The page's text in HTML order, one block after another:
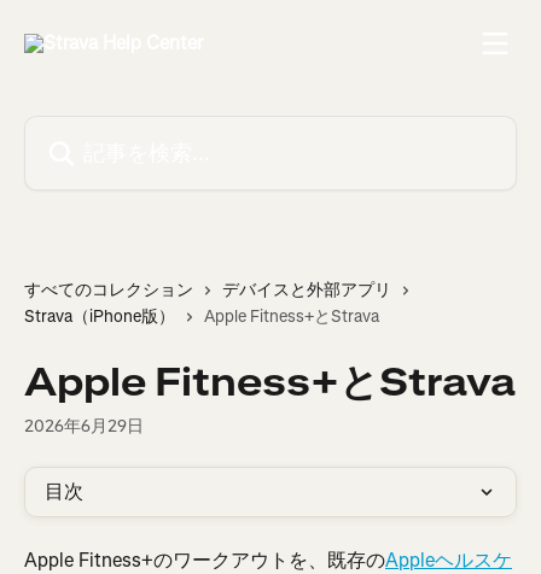
すべてのコレクション
デバイスと外部アプリ
Strava（iPhone版）
Apple Fitness+とStrava
Apple Fitness+とStrava
2026年6月29日
目次
Apple Fitness+のワークアウトを、既存のAppleヘルスケ